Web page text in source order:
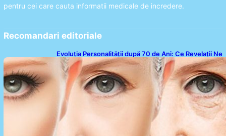
pentru cei care cauta informatii medicale de incredere.
Recomandari editoriale
Evoluția Personalității după 70 de Ani: Ce Revelații Ne
Oferă Studiile Psihologice